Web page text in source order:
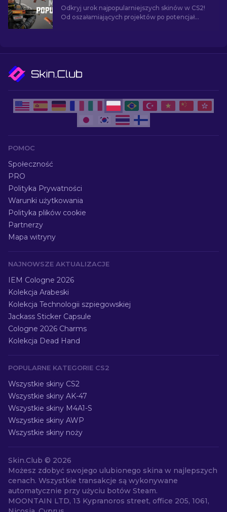
Odkryj urok najpopularniejszych skinów w CS2!
Od oszałamiających projektów po potencjał
POMOC
Społeczność
PRO
Polityka Prywatności
Warunki użytkowania
Polityka plików cookie
Partnerzy
Mapa witryny
NAJNOWSZE AKTUALIZACJE
IEM Cologne 2026
Kolekcja Arabeski
Kolekcja Technologii szpiegowskiej
Jackass Sticker Capsule
Cologne 2026 Charms
Kolekcja Dead Hand
POPULARNE KATEGORIE CS2
Wszystkie skiny CS2
Wszystkie skiny AK-47
Wszystkie skiny M4A1-S
Wszystkie skiny AWP
Wszystkie skiny noży
Skin.Club © 2026
Możesz zdobyć swojego ulubionego skina w najlepszych
cenach. Wszystkie transakcje są wykonywane
automatycznie przy użyciu botów Steam.
MOONTAIN LTD, 13 Kypranoros street, office 205, 1061,